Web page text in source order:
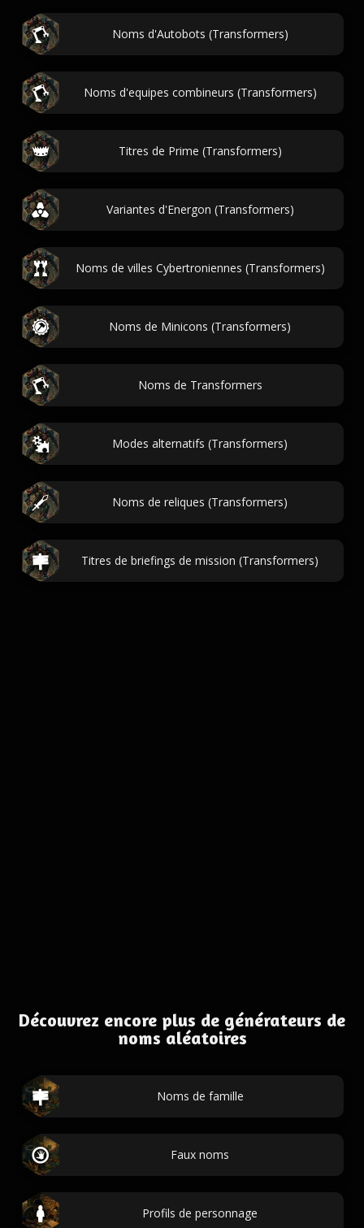
Noms d'Autobots (Transformers)
Noms d'equipes combineurs (Transformers)
Titres de Prime (Transformers)
Variantes d'Energon (Transformers)
Noms de villes Cybertroniennes (Transformers)
Noms de Minicons (Transformers)
Noms de Transformers
Modes alternatifs (Transformers)
Noms de reliques (Transformers)
Titres de briefings de mission (Transformers)
Découvrez encore plus de générateurs de
noms aléatoires
Noms de famille
Faux noms
Profils de personnage